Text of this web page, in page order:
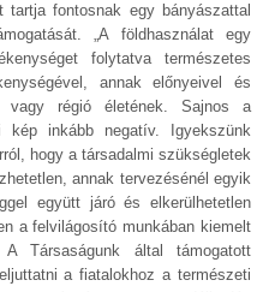
fontosnak egy bányászattal
„A földhasználat egy
folytatva természetes
annak előnyeivel és
vagy régió életének. Sajnos a
kép inkább negatív. Igyekszünk
hogy a társadalmi szükségletek
annak tervezésénél egyik
együtt járó és elkerülhetetlen
a felvilágosító munkában kiemelt
Társaságunk által támogatott
a fiatalokhoz a természeti